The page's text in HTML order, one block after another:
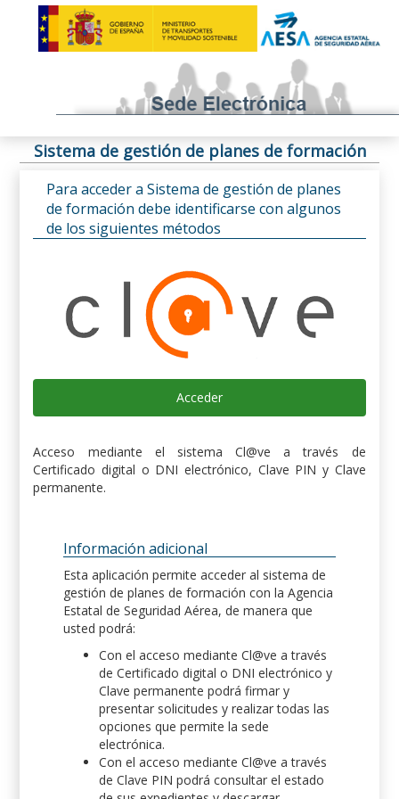
Sistema de gestión de planes de formación
Para acceder a Sistema de gestión de planes
de formación debe identificarse con algunos
de los siguientes métodos
Acceder
Acceso mediante el sistema Cl@ve a través de
Certificado digital o DNI electrónico, Clave PIN y Clave
permanente.
Información adicional
Esta aplicación permite acceder al sistema de
gestión de planes de formación con la Agencia
Estatal de Seguridad Aérea, de manera que
usted podrá:
Con el acceso mediante Cl@ve a través
de Certificado digital o DNI electrónico y
Clave permanente podrá firmar y
presentar solicitudes y realizar todas las
opciones que permite la sede
electrónica.
Con el acceso mediante Cl@ve a través
de Clave PIN podrá consultar el estado